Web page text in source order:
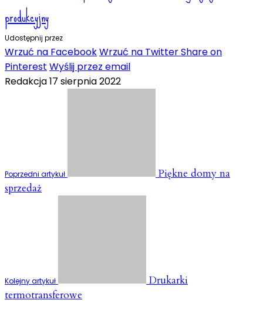
produkcyjny
Udostępnij przez
Wrzuć na FacebookWrzuć na TwitterShare on
Pinterest Wyślij przez email
Redakcja17 sierpnia 2022
Poprzedni artykuł
Piękne domy na
sprzedaż
Kolejny artykuł
Drukarki
termotransferowe